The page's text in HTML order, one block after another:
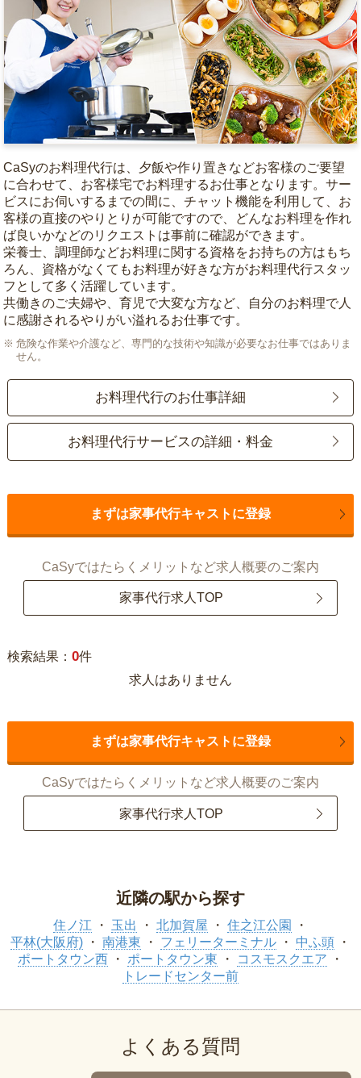
CaSyのお料理代行は、夕飯や作り置きなどお客様のご要望
に合わせて、お客様宅でお料理するお仕事となります。サー
ビスにお伺いするまでの間に、チャット機能を利用して、お
客様の直接のやりとりが可能ですので、どんなお料理を作れ
ば良いかなどのリクエストは事前に確認ができます。
栄養士、調理師などお料理に関する資格をお持ちの方はもち
ろん、資格がなくてもお料理が好きな方がお料理代行スタッ
フとして多く活躍しています。
共働きのご夫婦や、育児で大変な方など、自分のお料理で人
に感謝されるやりがい溢れるお仕事です。
危険な作業や介護など、専門的な技術や知識が必要なお仕事ではありま
せん。
お料理代行のお仕事詳細
お料理代行サービスの詳細・料金
まずは家事代行キャストに登録
CaSyではたらくメリットなど求人概要のご案内
家事代行求人TOP
検索結果： 0件
求人はありません
まずは家事代行キャストに登録
CaSyではたらくメリットなど求人概要のご案内
家事代行求人TOP
近隣の駅から探す
住ノ江 玉出 北加賀屋
住之江公園
平林(大阪府)
南港東 フェリーターミナル
中ふ頭
ポートタウン西
ポートタウン東
コスモスクエア
トレードセンター前
よくある質問